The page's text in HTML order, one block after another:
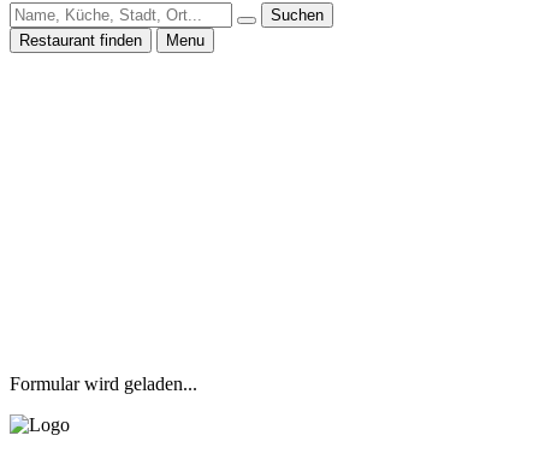
Suchen
Restaurant finden
Menu
Formular wird geladen...